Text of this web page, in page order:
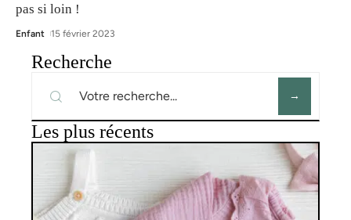
pas si loin !
Enfant 15 février 2023
Recherche
Les plus récents